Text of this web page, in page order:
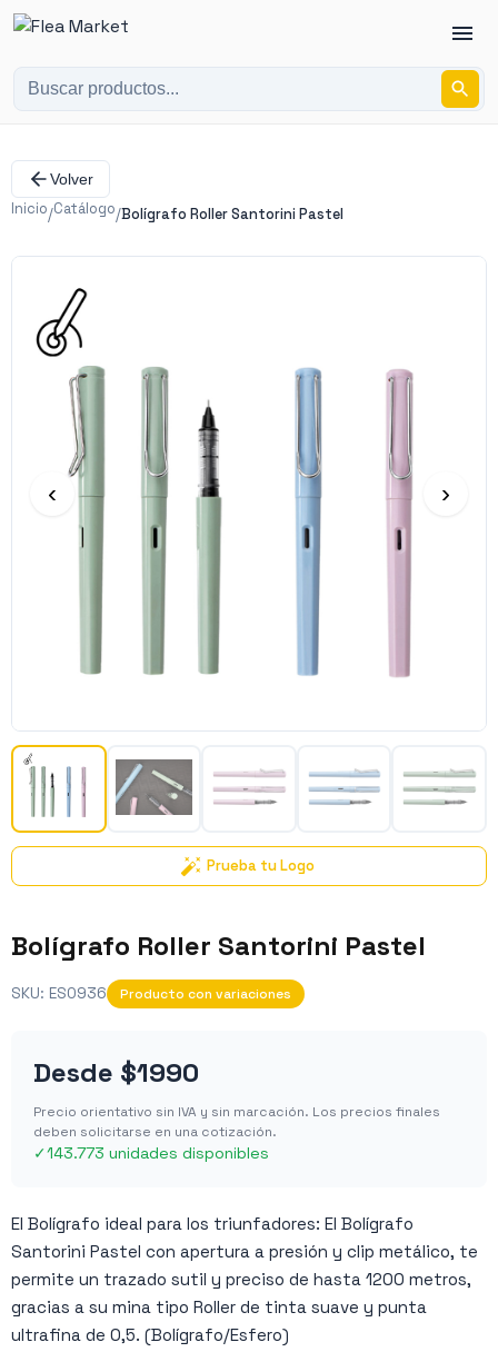
Volver
Inicio/Catálogo/Bolígrafo Roller Santorini Pastel
‹ ›
Prueba tu Logo
Bolígrafo Roller Santorini Pastel
SKU: ES0936 Producto con variaciones
Desde $1990
Precio orientativo sin IVA y sin marcación. Los precios finales
deben solicitarse en una cotización.
✓143.773 unidades disponibles
El Bolígrafo ideal para los triunfadores: El Bolígrafo
Santorini Pastel con apertura a presión y clip metálico, te
permite un trazado sutil y preciso de hasta 1200 metros,
gracias a su mina tipo Roller de tinta suave y punta
ultrafina de 0,5. (Bolígrafo/Esfero)